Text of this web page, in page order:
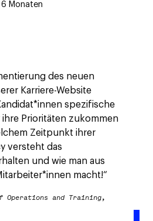
6 Monaten
des neuen
Karriere-Website
spezifische
Prioritäten zukommen
Zeitpunkt ihrer
versteht das
und wie man aus
macht!“
of Operations and Training,